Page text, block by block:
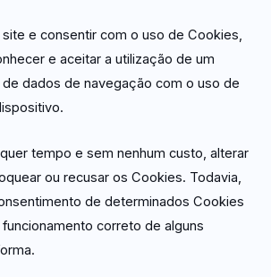
e consentir com o uso de Cookies,
e aceitar a utilização de um
dados de navegação com o uso de
tempo e sem nenhum custo, alterar
ou recusar os Cookies. Todavia,
de determinados Cookies
correto de alguns